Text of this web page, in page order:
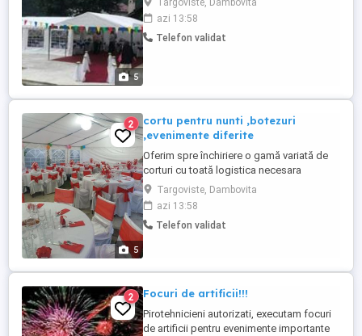
5
Targoviste, Dambovita
azi 13:58
Telefon validat
5
2
cortu pentru nunti ,botezuri
,evenimente diferite
Oferim spre închiriere o gamă variată de
corturi cu toată logistica necesara
Targoviste, Dambovita
azi 13:58
Telefon validat
2 Focuri de artificii!!!
Pirotehnicieni autorizati, executam focuri
de artificii pentru evenimente importante